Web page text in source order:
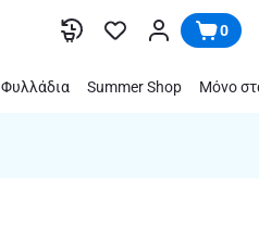
0
Φυλλάδια Summer Shop Μόνο